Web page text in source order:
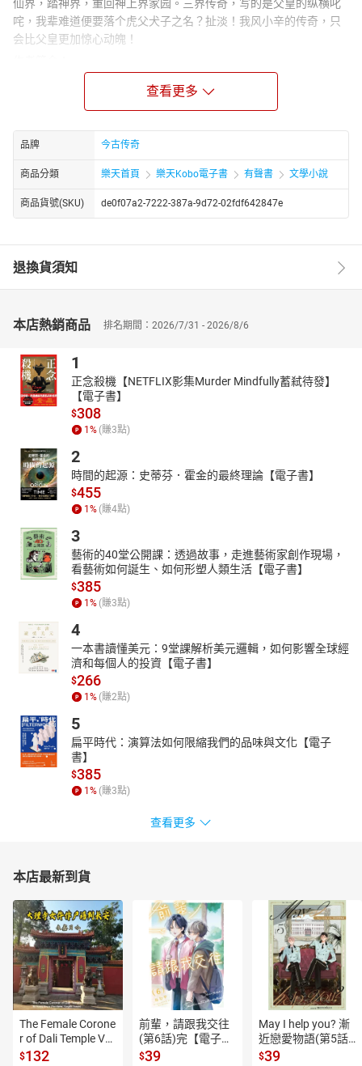
仙界，踏神界，重回神上界家园。三界传奇，写的是父皇的纵横叱
咤，我辈难道便要落个虎父犬子之名？扯淡！我风小辛的传奇，只
会比父皇更加惊心动魄！
李雪夜，男，黑龙江牡丹江人士。知名网络奇幻作家，练过武、写
过书、还能讲国学，老李就是这么炫酷。代表作有《三界武皇》、
《虚空战役》《妖歌》《厄运之手》。其文风硬朗，以丰富的想象
力，新奇的世界观，深为读者叹服。
查看更多
品牌 今古传奇
商品分類 樂天首頁 樂天Kobo電子書 有聲書 文學小說
商品貨號(SKU) de0f07a2-7222-387a-9d72-02fdf642847e
退換貨須知
本店熱銷商品 排名期間：2026/7/31 - 2026/8/6
1
正念殺機【NETFLIX影集Murder Mindfully蓄弒待發】
【電子書】
$308
1 % (賺3點)
2
時間的起源：史蒂芬．霍金的最終理論【電子書】
$455
1 % (賺4點)
3
藝術的40堂公開課：透過故事，走進藝術家創作現場，
看藝術如何誕生、如何形塑人類生活【電子書】
$385
1 % (賺3點)
4
一本書讀懂美元：9堂課解析美元邏輯，如何影響全球經
濟和每個人的投資【電子書】
$266
1 % (賺2點)
5
扁平時代：演算法如何限縮我們的品味與文化【電子
書】
$385
1 % (賺3點)
查看更多
本店最新到貨
The Female Corone
r of Dali Temple Vo
l.6【有聲書】
$132
前輩，請跟我交往
(第6話)完【電子
書】
$39
May I help you? 漸
近戀愛物語(第5話)
【電子書】
$39